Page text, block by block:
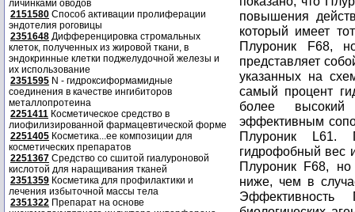
личинками оводов
2151580 Способ активации пролиферации
эндотелия роговицы
2351648 Дифференцировка стромальных
клеток, полученных из жировой ткани, в
эндокринные клетки поджелудочной железы и
их использование
2351595 N - гидроксиформамидные
соединения в качестве ингибиторов
металлопротеина
2251411 Косметическое средство в
лиофилизированной фармацевтической форме
2251405 Косметика...ее композиции для
косметических препаратов
2251367 Средство со сшитой гиалуроновой
кислотой для наращивания тканей
2351359 Косметика для профилактики и
лечения избыточной массы тела
2351322 Препарат на основе